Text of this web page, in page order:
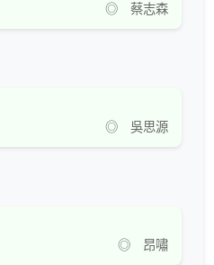
◎ 蔡志森
◎ 吳思源
◎ 昂嘯